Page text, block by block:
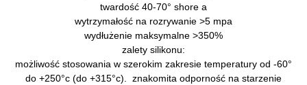
twardość 40-70° shore a
wytrzymałość na rozrywanie >5 mpa
wydłużenie maksymalne >350%
zalety silikonu:
możliwość stosowania w szerokim zakresie temperatury od -60°
do +250°c (do +315°c). znakomita odporność na starzenie